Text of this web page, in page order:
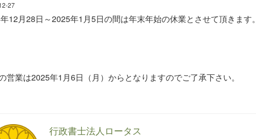
27
12月28日～2025年1月5日の間は年末年始の休業とさせて頂きます。
営業は2025年1月6日（月）からとなりますのでご了承下さい。
行政書士法人ロータス